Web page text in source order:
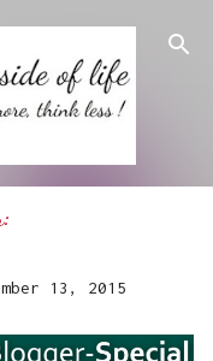
13, 2015